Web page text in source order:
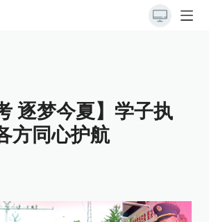
逐梦今夏】学子执
方同心护航